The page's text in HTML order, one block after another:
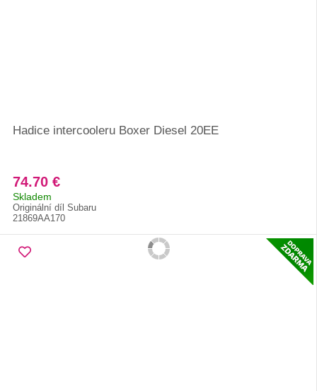
Hadice intercooleru Boxer Diesel 20EE
74.70 €
Skladem
Originální díl Subaru
21869AA170